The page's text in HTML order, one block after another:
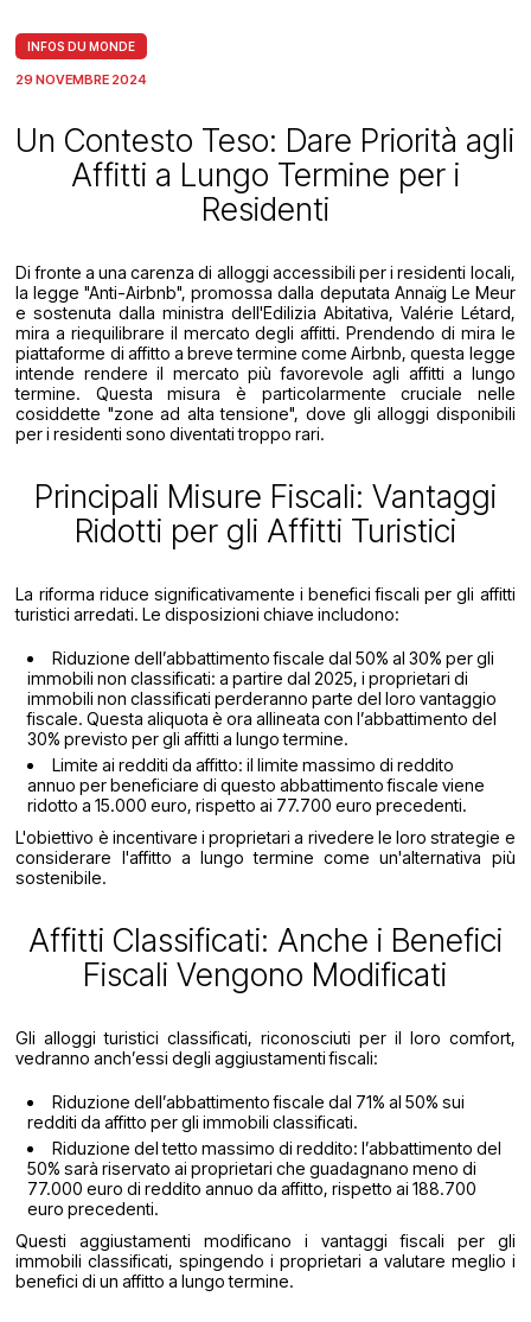
INFOS DU MONDE
29 NOVEMBRE 2024
Un Contesto Teso: Dare Priorità agli
Affitti a Lungo Termine per i
Residenti
Di fronte a una carenza di alloggi accessibili per i residenti locali,
la legge "Anti-Airbnb", promossa dalla deputata Annaïg Le Meur
e sostenuta dalla ministra dell'Edilizia Abitativa, Valérie Létard,
mira a riequilibrare il mercato degli affitti. Prendendo di mira le
piattaforme di affitto a breve termine come Airbnb, questa legge
intende rendere il mercato più favorevole agli affitti a lungo
termine. Questa misura è particolarmente cruciale nelle
cosiddette "zone ad alta tensione", dove gli alloggi disponibili
per i residenti sono diventati troppo rari.
Principali Misure Fiscali: Vantaggi
Ridotti per gli Affitti Turistici
La riforma riduce significativamente i benefici fiscali per gli affitti
turistici arredati. Le disposizioni chiave includono:
Riduzione dell’abbattimento fiscale dal 50% al 30% per gli
immobili non classificati: a partire dal 2025, i proprietari di
immobili non classificati perderanno parte del loro vantaggio
fiscale. Questa aliquota è ora allineata con l’abbattimento del
30% previsto per gli affitti a lungo termine.
Limite ai redditi da affitto: il limite massimo di reddito
annuo per beneficiare di questo abbattimento fiscale viene
ridotto a 15.000 euro, rispetto ai 77.700 euro precedenti.
L'obiettivo è incentivare i proprietari a rivedere le loro strategie e
considerare l'affitto a lungo termine come un'alternativa più
sostenibile.
Affitti Classificati: Anche i Benefici
Fiscali Vengono Modificati
Gli alloggi turistici classificati, riconosciuti per il loro comfort,
vedranno anch’essi degli aggiustamenti fiscali:
Riduzione dell’abbattimento fiscale dal 71% al 50% sui
redditi da affitto per gli immobili classificati.
Riduzione del tetto massimo di reddito: l’abbattimento del
50% sarà riservato ai proprietari che guadagnano meno di
77.000 euro di reddito annuo da affitto, rispetto ai 188.700
euro precedenti.
Questi aggiustamenti modificano i vantaggi fiscali per gli
immobili classificati, spingendo i proprietari a valutare meglio i
benefici di un affitto a lungo termine.